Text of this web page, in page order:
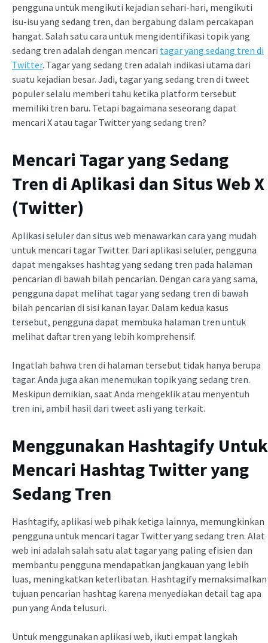
pengguna untuk mengikuti kejadian sehari-hari, mengikuti
isu-isu yang sedang tren, dan bergabung dalam percakapan
hangat. Salah satu cara untuk mengidentifikasi topik yang
sedang tren adalah dengan mencari tagar yang sedang tren di
Twitter. Tagar yang sedang tren adalah indikasi utama dari
suatu kejadian besar. Jadi, tagar yang sedang tren di tweet
populer selalu memberi tahu ketika platform tersebut
memiliki tren baru. Tetapi bagaimana seseorang dapat
mencari X atau tagar Twitter yang sedang tren?
Mencari Tagar yang Sedang
Tren di Aplikasi dan Situs Web X
(Twitter)
Aplikasi seluler dan situs web menawarkan cara yang mudah
untuk mencari tagar Twitter. Dari aplikasi seluler, pengguna
dapat mengakses hashtag yang sedang tren pada halaman
pencarian di bawah bilah pencarian. Dengan cara yang sama,
pengguna dapat melihat tagar yang sedang tren di bawah
bilah pencarian di sisi kanan layar. Dalam kedua kasus
tersebut, pengguna dapat membuka halaman tren untuk
melihat daftar tren yang lebih komprehensif.
Ingatlah bahwa tren di halaman tersebut tidak hanya berupa
tagar. Anda juga akan menemukan topik yang sedang tren.
Meskipun demikian, saat Anda mengeklik atau menyentuh
tren ini, ambil hasil dari tweet asli yang terkait.
Menggunakan Hashtagify Untuk
Mencari Hashtag Twitter yang
Sedang Tren
Hashtagify, aplikasi web pihak ketiga lainnya, memungkinkan
pengguna untuk mencari tagar Twitter yang sedang tren. Alat
web ini adalah salah satu alat tagar yang paling efisien dan
membantu pengguna mendapatkan jangkauan yang lebih
luas, meningkatkan keterlibatan. Hashtagify memaksimalkan
tujuan pencarian hashtag karena menyediakan detail tag apa
pun yang Anda telusuri.
Untuk menggunakan aplikasi web, ikuti empat langkah